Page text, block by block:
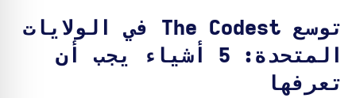
توسع The Codest في الولايات
المتحدة: 5 أشياء يجب أن
تعرفها